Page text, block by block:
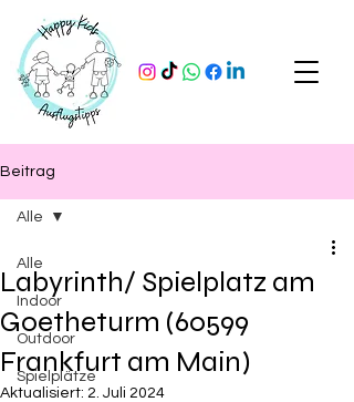
Beitrag
Alle
Indoor
Outdoor
Spielplätze
Alle
Labyrinth/ Spielplatz am
Goetheturm (60599
Frankfurt am Main)
Aktualisiert: 2. Juli 2024